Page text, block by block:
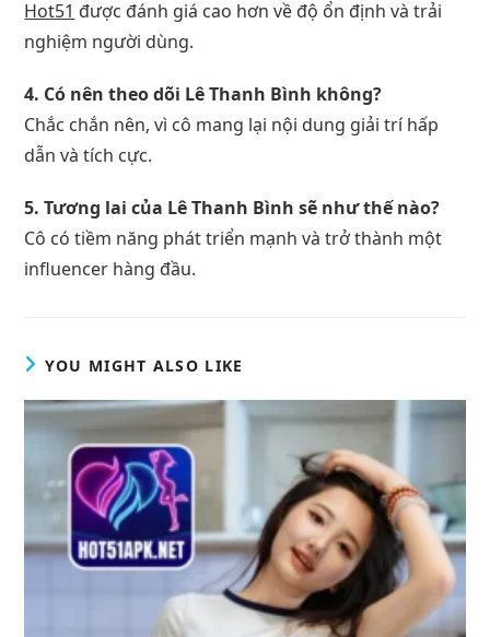
Hot51 được đánh giá cao hơn về độ ổn định và trải
nghiệm người dùng.
4. Có nên theo dõi Lê Thanh Bình không?
Chắc chắn nên, vì cô mang lại nội dung giải trí hấp
dẫn và tích cực.
5. Tương lai của Lê Thanh Bình sẽ như thế nào?
Cô có tiềm năng phát triển mạnh và trở thành một
influencer hàng đầu.
YOU MIGHT ALSO LIKE